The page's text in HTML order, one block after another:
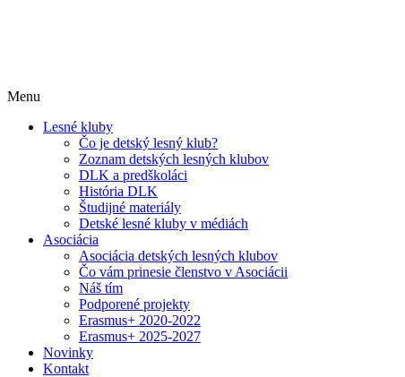
Menu
Lesné kluby
Čo je detský lesný klub?
Zoznam detských lesných klubov
DLK a predškoláci
História DLK
Študijné materiály
Detské lesné kluby v médiách
Asociácia
Asociácia detských lesných klubov
Čo vám prinesie členstvo v Asociácii
Náš tím
Podporené projekty
Erasmus+ 2020-2022
Erasmus+ 2025-2027
Novinky
Kontakt